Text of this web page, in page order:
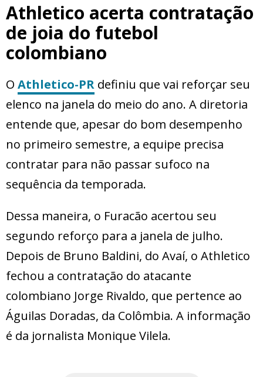
Athletico acerta contratação
de joia do futebol
colombiano
O Athletico-PR definiu que vai reforçar seu
elenco na janela do meio do ano. A diretoria
entende que, apesar do bom desempenho
no primeiro semestre, a equipe precisa
contratar para não passar sufoco na
sequência da temporada.
Dessa maneira, o Furacão acertou seu
segundo reforço para a janela de julho.
Depois de Bruno Baldini, do Avaí, o Athletico
fechou a contratação do atacante
colombiano Jorge Rivaldo, que pertence ao
Águilas Doradas, da Colômbia. A informação
é da jornalista Monique Vilela.